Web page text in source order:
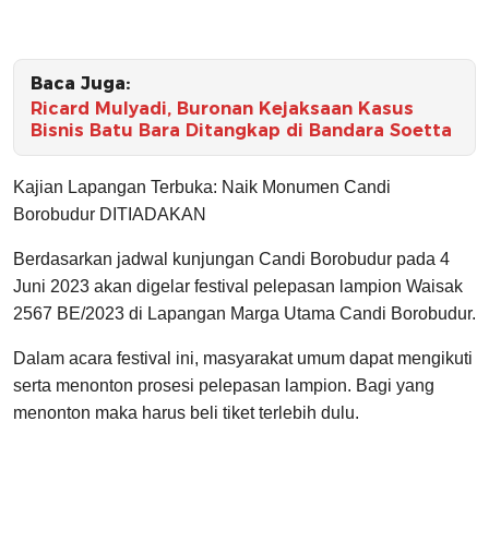
Baca Juga:
Ricard Mulyadi, Buronan Kejaksaan Kasus
Bisnis Batu Bara Ditangkap di Bandara Soetta
Kajian Lapangan Terbuka: Naik Monumen Candi
Borobudur DITIADAKAN
Berdasarkan jadwal kunjungan Candi Borobudur pada 4
Juni 2023 akan digelar festival pelepasan lampion Waisak
2567 BE/2023 di Lapangan Marga Utama Candi Borobudur.
Dalam acara festival ini, masyarakat umum dapat mengikuti
serta menonton prosesi pelepasan lampion. Bagi yang
menonton maka harus beli tiket terlebih dulu.